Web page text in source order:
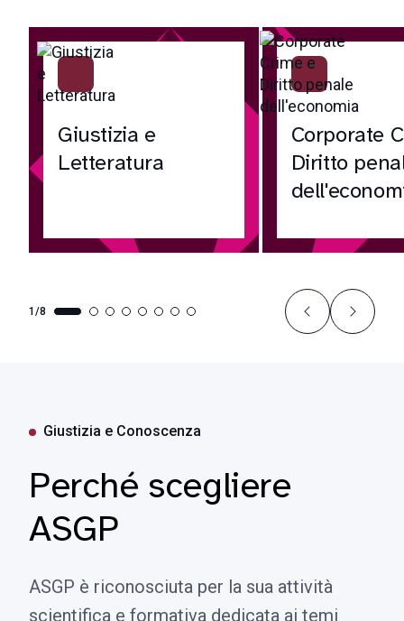
Giustizia e
Letteratura
Corporate
Diritto
1/8
Giustizia e Conoscenza
Perché scegliere
ASGP
ASGP è riconosciuta per la sua attività
scientifica e formativa dedicata ai temi